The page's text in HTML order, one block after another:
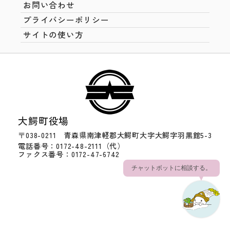
お問い合わせ
プライバシーポリシー
サイトの使い方
大鰐町役場
〒038-0211 青森県南津軽郡大鰐町大字大鰐字羽黒館5-3
電話番号：0172-48-2111（代）
ファクス番号：0172-47-6742
チャットボットに相談する。